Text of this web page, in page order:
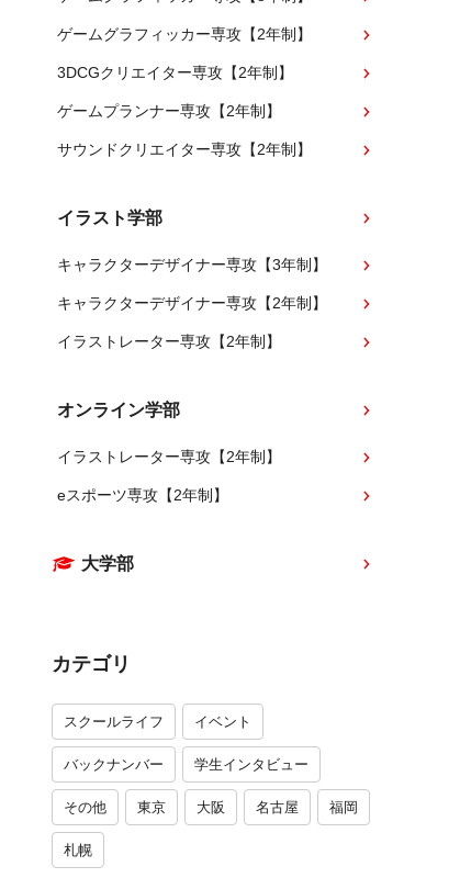
ゲームグラフィッカー専攻【2年制】
3DCGクリエイター専攻【2年制】
ゲームプランナー専攻【2年制】
サウンドクリエイター専攻【2年制】
イラスト学部
キャラクターデザイナー専攻【3年制】
キャラクターデザイナー専攻【2年制】
イラストレーター専攻【2年制】
オンライン学部
イラストレーター専攻【2年制】
eスポーツ専攻【2年制】
大学部
カテゴリ
スクールライフ イベント
バックナンバー 学生インタビュー
その他 東京 大阪 名古屋 福岡
札幌